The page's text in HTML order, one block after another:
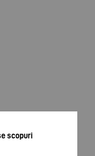
scopuri